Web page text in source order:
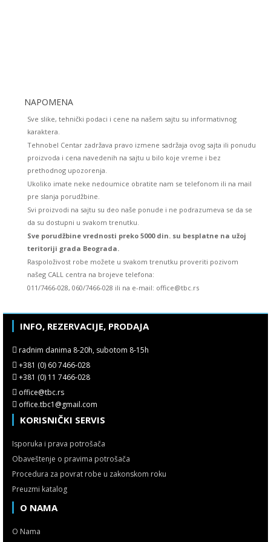
NAPOMENA
Sve slike, tehnički podaci i cene na našem sajtu su informativnog
karaktera.
Tehnobel Centar zadržava pravo izmene sadržaja ovog sajta ili ponudu
proizvoda i cena navedenih na sajtu u bilo koje vreme i bez
prethodnog upozorenja.
Ukoliko imate neke nedoumice obratite nam se telefonom ili na mail
pre slanja porudžbine.
Svi proizvodi na sajtu su deo naše ponude i ne podrazumeva se da se
da su dostupni u svakom trenutku.
Sve porudžbine vrednosti preko 5000 din. su besplatne na užoj
teritoriji grada Beograda.
Raspoloživost robe možete u svakom trenutku proveriti pozivom
našeg CALL centra na brojeve telefona:
011/7466-028, 060/7466-028 ili na e-mail: office@tbc.rs
INFO, REZERVACIJE, PRODAJA
radnim danima 8-20h, subotom 8-15h
+381 (0) 60 7466-028
+381 (0) 11 7466-028
office@tbc.rs
office.tbc1@gmail.com
KORISNIČKI SERVIS
Isporuka i prava potrošača
Obaveštenje o pravima potrošača
Procedura za povrat robe u zakonskom roku
Preuzmi katalog
O NAMA
O Nama